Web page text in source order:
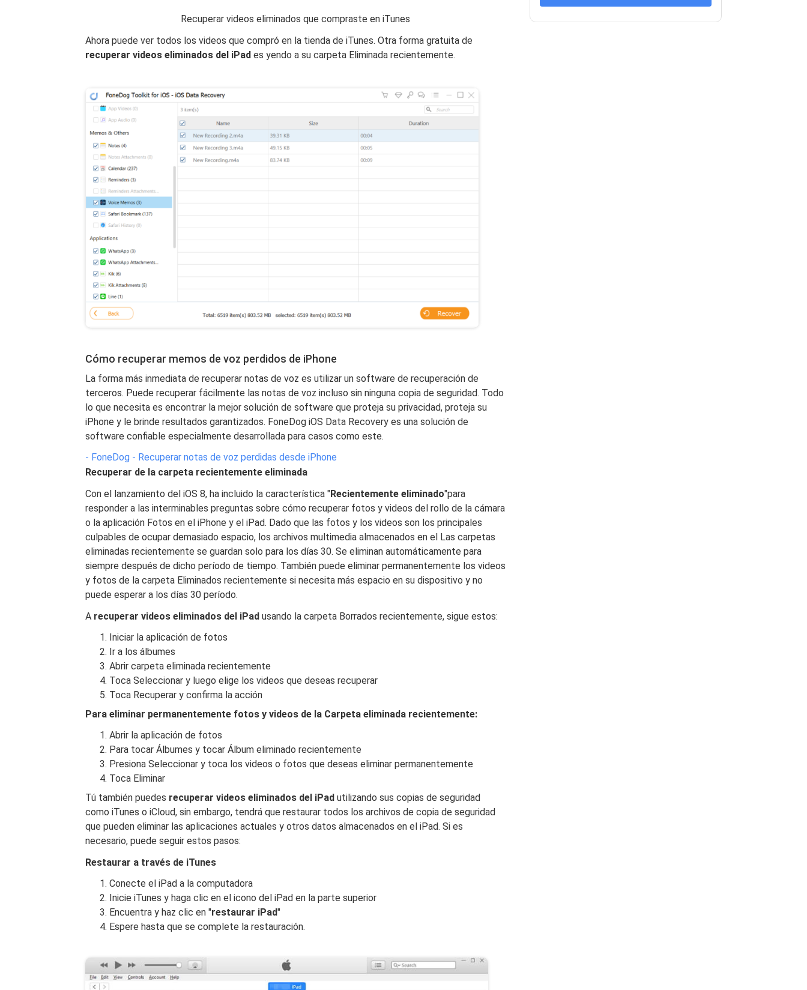
Recuperar videos eliminados que compraste en iTunes
Ahora puede ver todos los videos que compró en la tienda de iTunes. Otra forma gratuita de
recuperar videos eliminados del iPad es yendo a su carpeta Eliminada recientemente.
Cómo recuperar memos de voz perdidos de iPhone
La forma más inmediata de recuperar notas de voz es utilizar un software de recuperación de
terceros. Puede recuperar fácilmente las notas de voz incluso sin ninguna copia de seguridad. Todo
lo que necesita es encontrar la mejor solución de software que proteja su privacidad, proteja su
iPhone y le brinde resultados garantizados. FoneDog iOS Data Recovery es una solución de
software confiable especialmente desarrollada para casos como este.
- FoneDog - Recuperar notas de voz perdidas desde iPhone
Recuperar de la carpeta recientemente eliminada
Con el lanzamiento del iOS 8, ha incluido la característica "Recientemente eliminado"para
responder a las interminables preguntas sobre cómo recuperar fotos y videos del rollo de la cámara
o la aplicación Fotos en el iPhone y el iPad. Dado que las fotos y los videos son los principales
culpables de ocupar demasiado espacio, los archivos multimedia almacenados en el Las carpetas
eliminadas recientemente se guardan solo para los días 30. Se eliminan automáticamente para
siempre después de dicho período de tiempo. También puede eliminar permanentemente los videos
y fotos de la carpeta Eliminados recientemente si necesita más espacio en su dispositivo y no
puede esperar a los días 30 período.
A recuperar videos eliminados del iPad usando la carpeta Borrados recientemente, sigue estos:
Iniciar la aplicación de fotos
Ir a los álbumes
Abrir carpeta eliminada recientemente
Toca Seleccionar y luego elige los videos que deseas recuperar
Toca Recuperar y confirma la acción
Para eliminar permanentemente fotos y videos de la Carpeta eliminada recientemente:
Abrir la aplicación de fotos
Para tocar Álbumes y tocar Álbum eliminado recientemente
Presiona Seleccionar y toca los videos o fotos que deseas eliminar permanentemente
Toca Eliminar
Tú también puedes recuperar videos eliminados del iPad utilizando sus copias de seguridad
como iTunes o iCloud, sin embargo, tendrá que restaurar todos los archivos de copia de seguridad
que pueden eliminar las aplicaciones actuales y otros datos almacenados en el iPad. Si es
necesario, puede seguir estos pasos:
Restaurar a través de iTunes
Conecte el iPad a la computadora
Inicie iTunes y haga clic en el icono del iPad en la parte superior
Encuentra y haz clic en "restaurar iPad"
Espere hasta que se complete la restauración.